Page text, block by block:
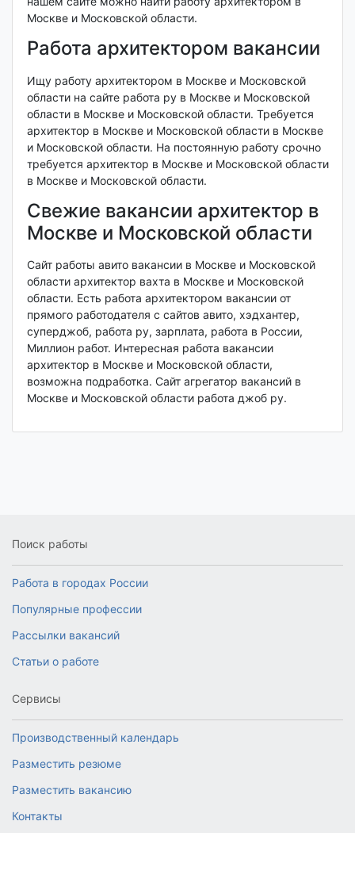
Москве и Московской области.
Работа архитектором вакансии
Ищу работу архитектором в Москве и Московской
области на сайте работа ру в Москве и Московской
области в Москве и Московской области. Требуется
архитектор в Москве и Московской области в Москве
и Московской области. На постоянную работу срочно
требуется архитектор в Москве и Московской области
в Москве и Московской области.
Свежие вакансии архитектор в
Москве и Московской области
Сайт работы авито вакансии в Москве и Московской
области архитектор вахта в Москве и Московской
области. Есть работа архитектором вакансии от
прямого работодателя с сайтов авито, хэдхантер,
суперджоб, работа ру, зарплата, работа в России,
Миллион работ. Интересная работа вакансии
архитектор в Москве и Московской области,
возможна подработка. Сайт агрегатор вакансий в
Москве и Московской области работа джоб ру.
Поиск работы
Работа в городах России
Популярные профессии
Рассылки вакансий
Статьи о работе
Сервисы
Производственный календарь
Разместить резюме
Разместить вакансию
Контакты